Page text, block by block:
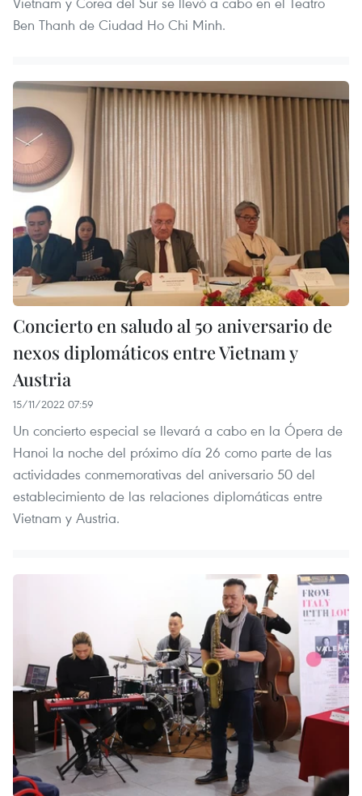
Ben Thanh de Ciudad Ho Chi Minh.
Concierto en saludo al 50 aniversario de
nexos diplomáticos entre Vietnam y
Austria
15/11/2022 07:59
Un concierto especial se llevará a cabo en la Ópera de
Hanoi la noche del próximo día 26 como parte de las
actividades conmemorativas del aniversario 50 del
establecimiento de las relaciones diplomáticas entre
Vietnam y Austria.